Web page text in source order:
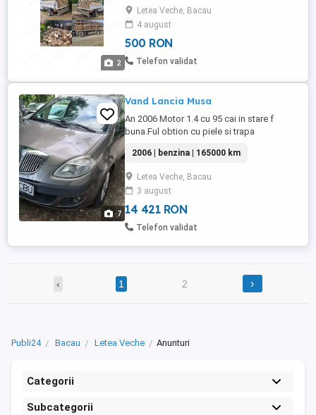
2
oferim factura și bon fiscal pentru
comenzi sunați
Letea Veche, Bacau
4 august
500 RON
Telefon validat
7
Vand Lancia Musa
An 2006 Motor 1.4 cu 95 cai in stare f
buna.Ful obtion cu piele si trapa
bune.Ambreaj si distributie facute
recent.Caroseria fara rugina Fara
defecte.Pret 2750 euro.Itp valabil aprilie
2027 Tot functioneaza pe ea.
2006 | benzina | 165000 km
Letea Veche, Bacau
3 august
14 421 RON
Telefon validat
‹ 1 2 ›
Publi24 Bacau Letea Veche Anunturi
Categorii
Subcategorii